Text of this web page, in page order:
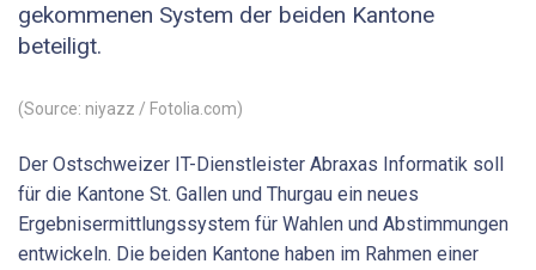
gekommenen System der beiden Kantone
beteiligt.
(Source: niyazz / Fotolia.com)
Der Ostschweizer IT-Dienstleister Abraxas Informatik soll
für die Kantone St. Gallen und Thurgau ein neues
Ergebnisermittlungssystem für Wahlen und Abstimmungen
entwickeln. Die beiden Kantone haben im Rahmen einer